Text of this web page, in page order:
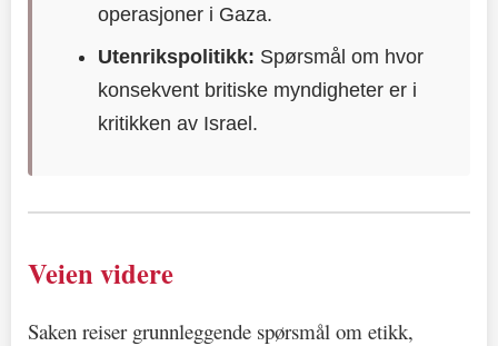
operasjoner i Gaza.
Utenrikspolitikk: Spørsmål om hvor
konsekvent britiske myndigheter er i
kritikken av Israel.
Veien videre
Saken reiser grunnleggende spørsmål om etikk,